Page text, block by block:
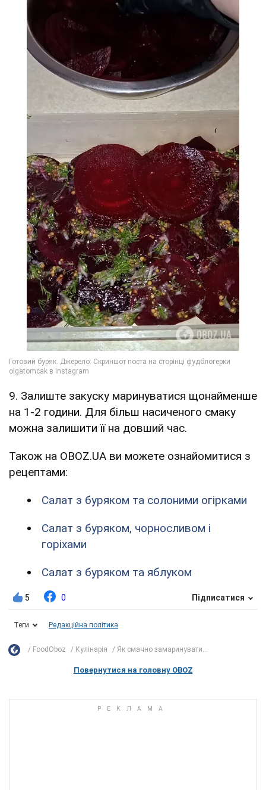
9. Залиште закуску маринуватися щонайменше
на 1-2 години. Для більш насиченого смаку
можна залишити її на довший час.
Також на OBOZ.UA ви можете ознайомитися з
рецептами:
Салат з буряком та солоними огірками
Салат з буряком, чорносливом і
горіхами
Салат з буряком та яблуком
5 0 Підписатися
Теги Редакційна політика
FoodOboz Кулінарія Як смачно замаринувати...
Повернутися на головну OBOZ